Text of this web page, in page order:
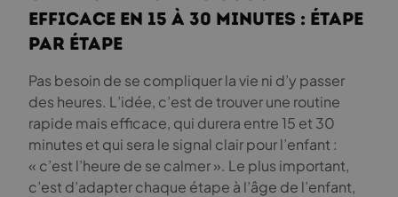
efficace en 15 à 30 minutes : étape
par étape
Pas besoin de se compliquer la vie ni d’y passer
des heures. L’idée, c’est de trouver une routine
rapide mais efficace, qui durera entre 15 et 30
minutes et qui sera le signal clair pour l’enfant :
« c’est l’heure de se calmer ». Le plus important,
c’est d’adapter chaque étape à l’âge de l’enfant,